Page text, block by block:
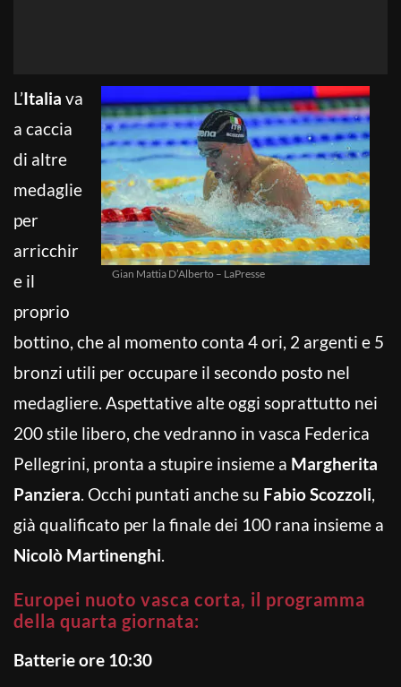
Gian Mattia D’Alberto – LaPresse
L’Italia va
a caccia
di altre
medaglie
per
arricchir
e il
proprio
bottino, che al momento conta 4 ori, 2 argenti e 5
bronzi utili per occupare il secondo posto nel
medagliere. Aspettative alte oggi soprattutto nei
200 stile libero, che vedranno in vasca Federica
Pellegrini, pronta a stupire insieme a Margherita
Panziera. Occhi puntati anche su Fabio Scozzoli,
già qualificato per la finale dei 100 rana insieme a
Nicolò Martinenghi.
Europei nuoto vasca corta, il programma
della quarta giornata:
Batterie ore 10:30